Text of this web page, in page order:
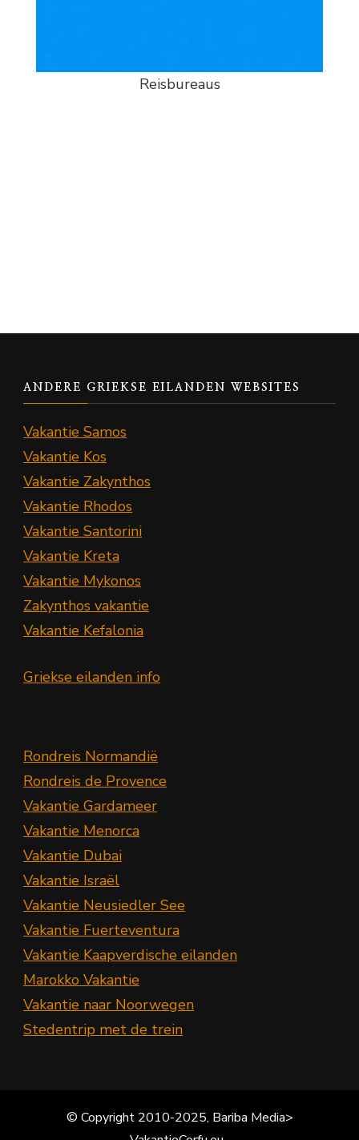
Reisbureaus
ANDERE GRIEKSE EILANDEN WEBSITES
Vakantie Samos
Vakantie Kos
Vakantie Zakynthos
Vakantie Rhodos
Vakantie Santorini
Vakantie Kreta
Vakantie Mykonos
Zakynthos vakantie
Vakantie Kefalonia
Griekse eilanden info
Rondreis Normandië
Rondreis de Provence
Vakantie Gardameer
Vakantie Menorca
Vakantie Dubai
Vakantie Israël
Vakantie Neusiedler See
Vakantie Fuerteventura
Vakantie Kaapverdische eilanden
Marokko Vakantie
Vakantie naar Noorwegen
Stedentrip met de trein
© Copyright 2010-2025, Bariba Media>